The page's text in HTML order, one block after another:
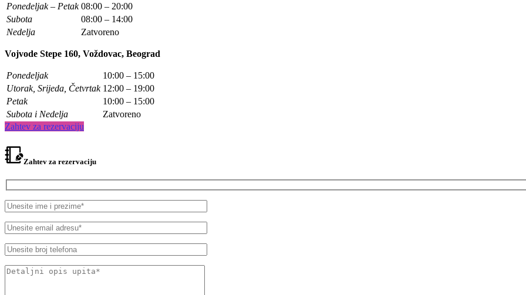
Ponedeljak – Petak 08:00 – 20:00
Subota
08:00 – 14:00
Nedelja
Zatvoreno
Vojvode Stepe 160, Voždovac, Beograd
Ponedeljak
10:00 – 15:00
Utorak, Srijeda, Četvrtak 12:00 – 19:00
Petak
10:00 – 15:00
Subota i Nedelja
Zatvoreno
Zahtev za rezervaciju
Zahtev za rezervaciju